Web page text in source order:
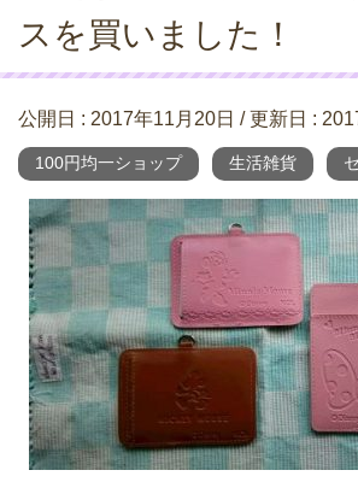
スを買いました！
公開日 : 2017年11月20日 / 更新日 :
100円均一ショップ 生活雑貨